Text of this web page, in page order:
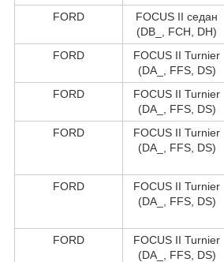
FORD
FOCUS II седан
(DB_, FCH, DH)
FORD
FOCUS II Turnier
(DA_, FFS, DS)
FORD
FOCUS II Turnier
(DA_, FFS, DS)
FORD
FOCUS II Turnier
(DA_, FFS, DS)
FORD
FOCUS II Turnier
(DA_, FFS, DS)
FORD
FOCUS II Turnier
(DA_, FFS, DS)